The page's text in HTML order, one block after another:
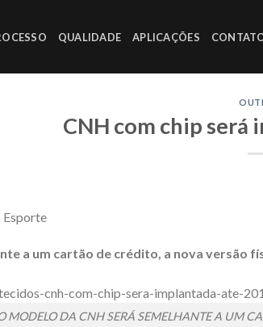
QUALIDADE APLICAÇÕES
CNH com chip será
Esporte
a um cartão de crédito, a nova versão
MODELO DA CNH SERÁ SEMELHANTE A UM